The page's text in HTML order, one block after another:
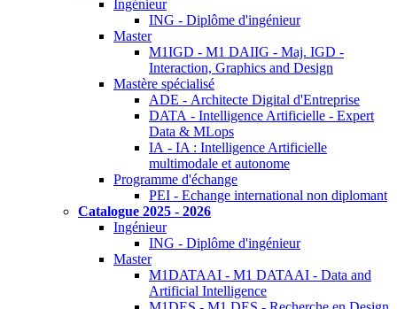
Ingénieur
ING - Diplôme d'ingénieur
Master
M1IGD - M1 DAIIG - Maj. IGD -
Interaction, Graphics and Design
Mastère spécialisé
ADE - Architecte Digital d'Entreprise
DATA - Intelligence Artificielle - Expert
Data & MLops
IA - IA : Intelligence Artificielle
multimodale et autonome
Programme d'échange
PEI - Echange international non diplomant
Catalogue 2025 - 2026
Ingénieur
ING - Diplôme d'ingénieur
Master
M1DATAAI - M1 DATAAI - Data and
Artificial Intelligence